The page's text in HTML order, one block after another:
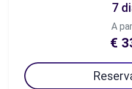
7
A
€